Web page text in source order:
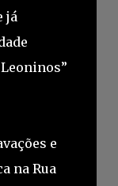
já
e
na Rua